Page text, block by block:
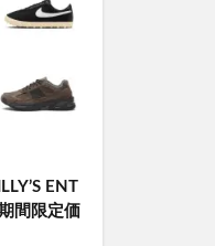
ENT
間限定価